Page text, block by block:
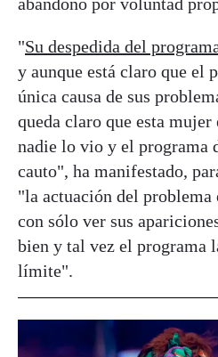
"Su despedida del
y aunque está claro que el
única causa de sus
queda claro que esta
nadie lo vio y el programa
cauto", ha manifestado,
"la actuación del
con sólo ver sus
bien y tal vez el programa
límite".